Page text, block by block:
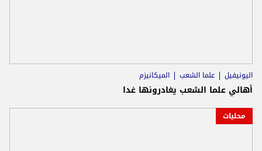
اليونيفيل علما الشعب الميكانيزم
أهالي علما الشعب يغادرونها غدا
محليات